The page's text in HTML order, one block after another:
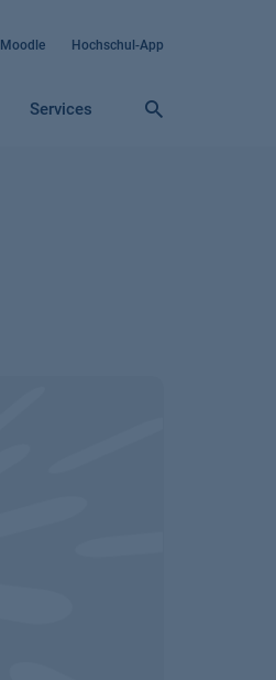
Moodle Hochschul-App
Services